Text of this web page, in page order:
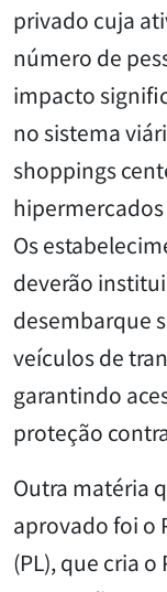
privado cuja
número de
impacto
no sistema
shoppings
Os
deverão
desembarque
veículos de
garantindo
proteção
Outra matéria
aprovado foi o
(PL), que cria